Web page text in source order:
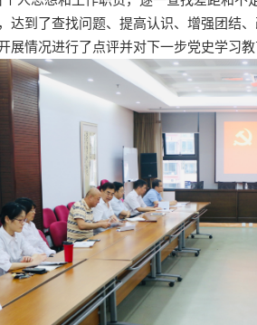
达到了查找问题、提高认识、增强团结
展情况进行了点评并对下一步党史学习